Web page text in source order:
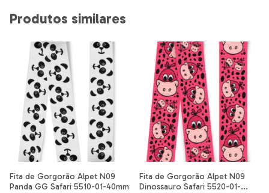
Produtos similares
Fita de Gorgorão Alpet N09
Panda GG Safari 5510-01-40mm
Fita de Gorgorão Alpet N09
Dinossauro Safari 5520-01-